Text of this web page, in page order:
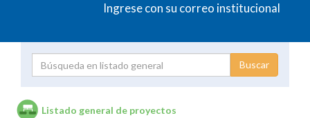
Ingrese con su correo institucional
Listado general de proyectos